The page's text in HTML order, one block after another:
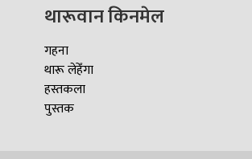
थारूवान किनमेल
गहना
थारू लेहेँगा
हस्तकला
पुस्तक